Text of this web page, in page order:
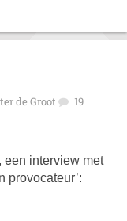
de Groot 19
een interview met
provocateur’: